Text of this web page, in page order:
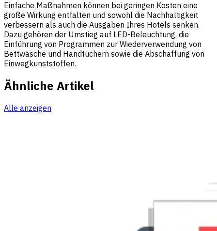
Einfache Maßnahmen können bei geringen Kosten eine
große Wirkung entfalten und sowohl die Nachhaltigkeit
verbessern als auch die Ausgaben Ihres Hotels senken.
Dazu gehören der Umstieg auf LED-Beleuchtung, die
Einführung von Programmen zur Wiederverwendung von
Bettwäsche und Handtüchern sowie die Abschaffung von
Einwegkunststoffen.
Ähnliche Artikel
Alle anzeigen